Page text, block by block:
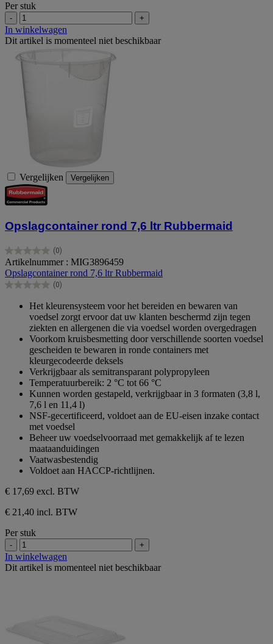
Per stuk
- +
In winkelwagen
Dit artikel is momenteel niet beschikbaar
Vergelijken Vergelijken
Opslagcontainer rond 7,6 ltr Rubbermaid
(0)
0.0
van
de
5
Artikelnummer : MIG3896459
Opslagcontainer rond 7,6 ltr Rubbermaid
(0)
0.0
sterren.
Het kleurensysteem voor het bereiden en bewaren van
voedsel zorgt ervoor dat uw klanten beschermd zijn tegen
ziekten en allergenen die via voedsel worden overgedragen
Voorkom kruisbesmetting door verschillende soorten voedsel
gescheiden te bewaren in ronde containers met
kleurgecodeerde deksels
Verkrijgbaar als semitransparant polypropyleen
Temperatuurbereik: 2 °C tot 66 °C
Kunnen worden gestapeld, verkrijgbaar in 3 formaten (3,8 l,
7,6 l en 11,4 l)
NSF-gecertificeerd, voldoet aan de EU-eisen inzake contact
met voedsel
Beheer uw voedselvoorraad met gemakkelijk af te lezen
maataanduidingen
Vaatwasbestendig
Voldoet aan HACCP-richtlijnen.
€ 17,69 excl. BTW
€ 21,40 incl. BTW
Per stuk
- +
In winkelwagen
Dit artikel is momenteel niet beschikbaar